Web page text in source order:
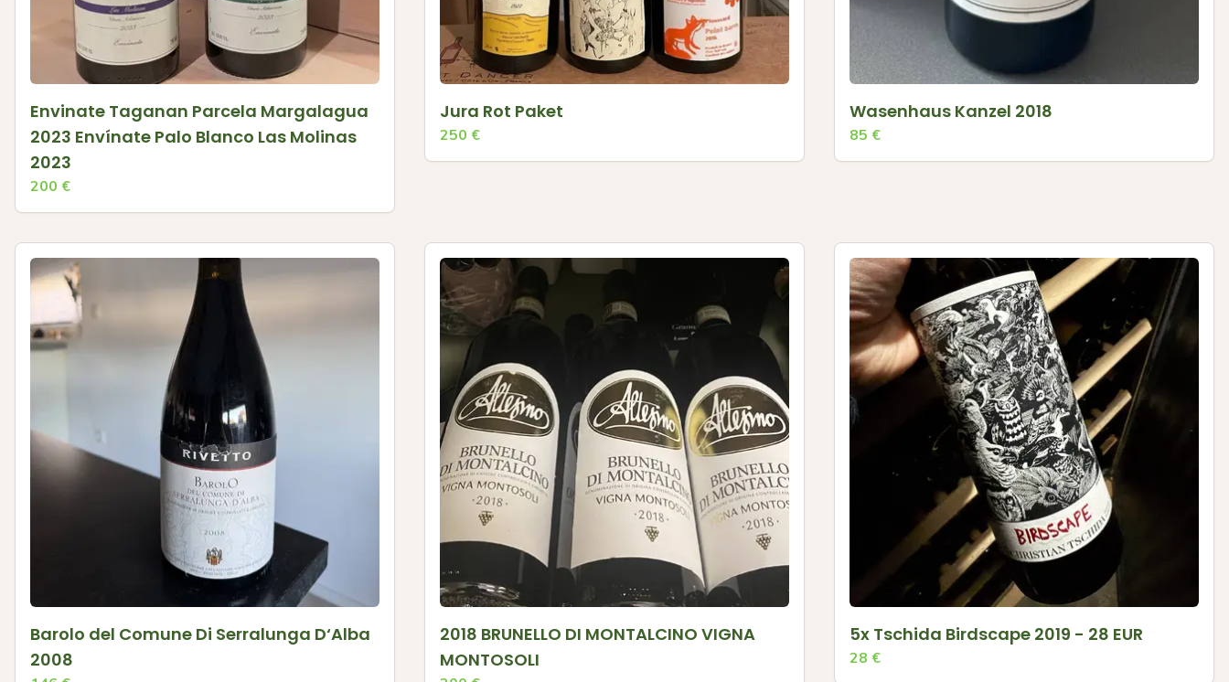
Envinate Taganan Parcela Margalagua
2023 Envínate Palo Blanco Las Molinas
2023
200 €
Jura Rot Paket
250 €
Wasenhaus Kanzel 2018
85 €
Barolo del Comune Di Serralunga D‘Alba
2008
2018 BRUNELLO DI MONTALCINO VIGNA
MONTOSOLI
5x Tschida Birdscape 2019 - 28 EUR
28 €